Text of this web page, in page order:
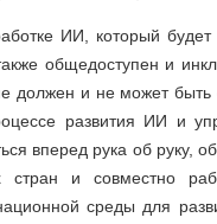
ИИ, который
общедоступен и
должен и не может быть
развития ИИ и
вперед рука об руку,
и совместно
среды для